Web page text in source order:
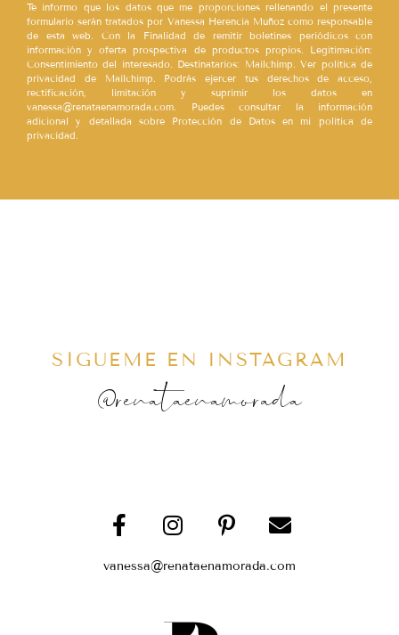
Te informo que los datos que me proporciones rellenando el presente
formulario serán tratados por Vanessa Herencia Muñoz como responsable
de esta web. Con la Finalidad de remitir boletines periódicos con
información y oferta prospectiva de productos propios. Legitimación:
Consentimiento del interesado. Destinatarios: Mailchimp. Ver política de
privacidad de Mailchimp. Podrás ejercer tus derechos de acceso,
rectificación, limitación y suprimir los datos en
vanessa@renataenamorada.com. Puedes consultar la información
adicional y detallada sobre Protección de Datos en mi política de
privacidad.
SÍGUEME EN INSTAGRAM
@renataenamorada
vanessa@renataenamorada.com